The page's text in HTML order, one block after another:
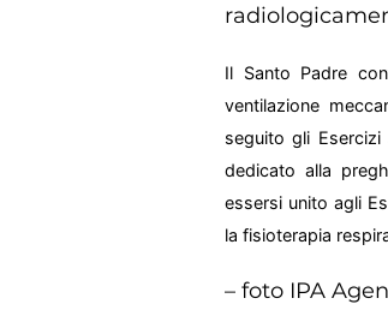
Il Santo Padre
ventilazione
seguito gli Esercizi
dedicato alla
essersi unito agli
la fisioterapia
– foto IPA